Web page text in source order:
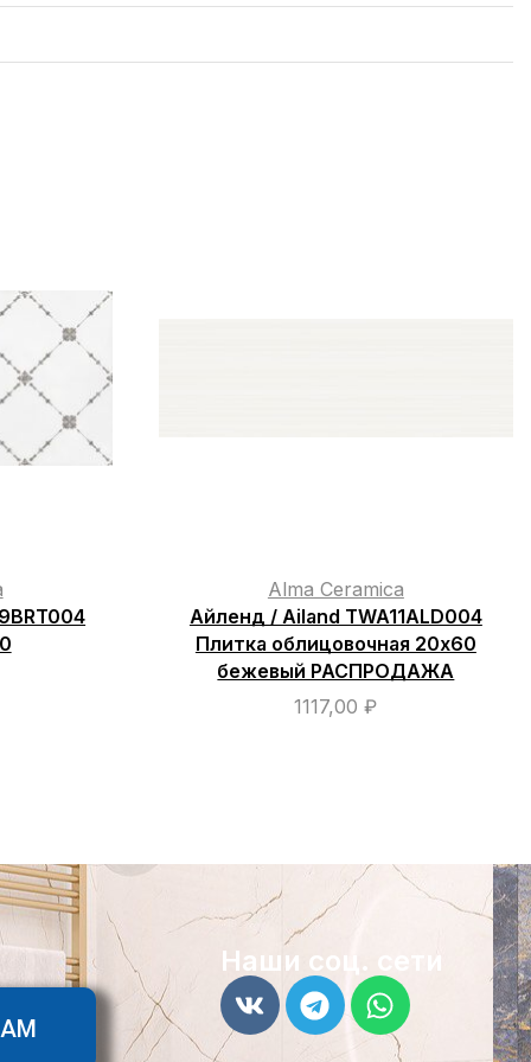
Alma Ceramica
Айленд / Ailand TWA11ALD004
Плитка облицовочная 20х60
бежевый РАСПРОДАЖА
1117,00₽
Наши соц. сети